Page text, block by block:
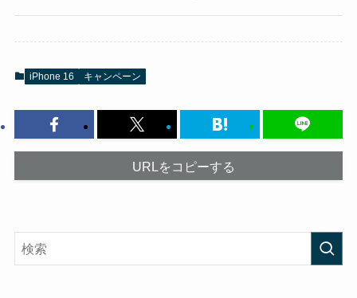
iPhone 16 キャンペーン
URLをコピーする